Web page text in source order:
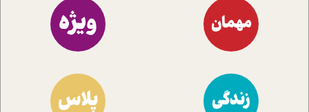
مهمان ویژه
زندگی پلاس